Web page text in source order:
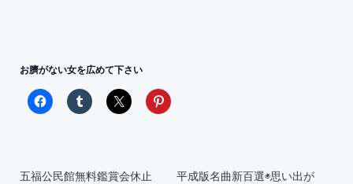
お臍がない女を広めて下さい
五福公民館無料鑑賞会休止
平成版名曲新百選◉思い出が